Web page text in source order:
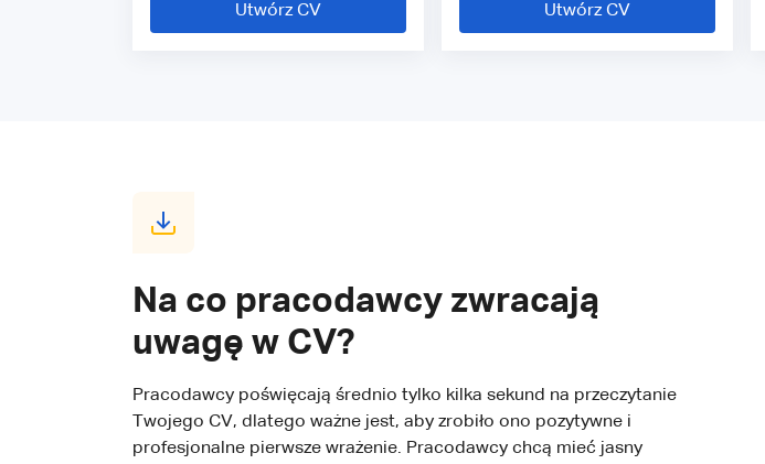
Utwórz CV
Utwórz CV
Na co pracodawcy zwracają
uwagę w CV?
Pracodawcy poświęcają średnio tylko kilka sekund na przeczytanie
Twojego CV, dlatego ważne jest, aby zrobiło ono pozytywne i
profesjonalne pierwsze wrażenie. Pracodawcy chcą mieć jasny